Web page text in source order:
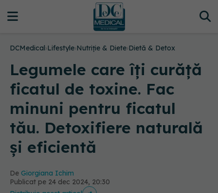
DCMedical›Lifestyle›Nutriție & Diete›Dietă & Detox
Legumele care îți curăță
ficatul de toxine. Fac
minuni pentru ficatul
tău. Detoxifiere naturală
și eficientă
De Giorgiana Ichim
Publicat pe 24 dec 2024, 20:30